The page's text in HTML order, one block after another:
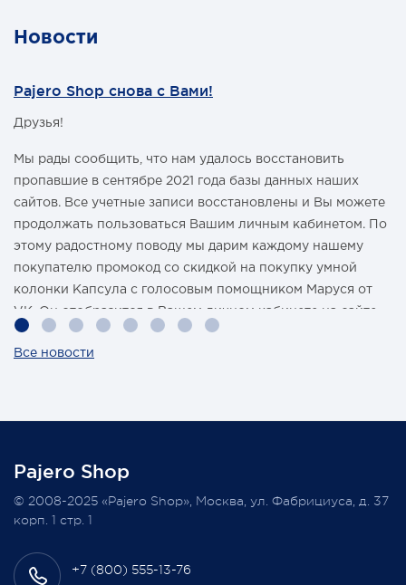
самостоятельный ремонт в полевых условиях.
Новости
Pajero Shop снова с Вами!
Друзья!
Мы рады сообщить, что нам удалось восстановить
пропавшие в сентябре 2021 года базы данных наших
сайтов. Все учетные записи восстановлены и Вы можете
продолжать пользоваться Вашим личным кабинетом. По
этому радостному поводу мы дарим каждому нашему
покупателю промокод со скидкой на покупку умной
колонки Капсула с голосовым помощником Маруся от
VK. Он отобразится в Вашем личном кабинете на сайте
магазина Pajero Shop 14 февраля.
Всегда Ваш, Pajero Shop
3 февраля 2022
Все новости
Pajero Shop
+7 (800) 555-13-76
© 2008-2025 «Pajero Shop», Москва, ул. Фабрициуса, д. 37
корп. 1 стр. 1